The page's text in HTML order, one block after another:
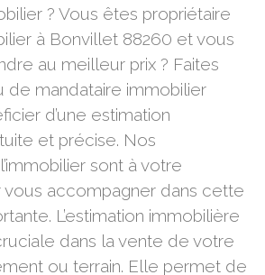
? Vous êtes propriétaire
à Bonvillet 88260 et vous
au meilleur prix ? Faites
de mandataire immobilier
d’une estimation
et précise. Nos
sont à votre
vous accompagner dans cette
L’estimation immobilière
dans la vente de votre
ou terrain. Elle permet de